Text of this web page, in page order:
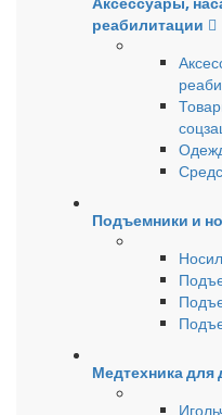
реабилитации
Подъемники и
Медтехника